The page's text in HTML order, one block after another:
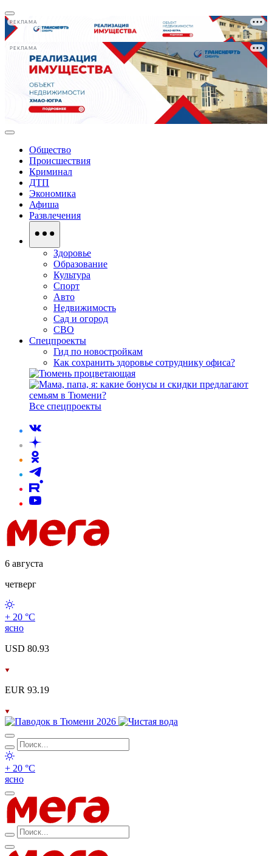
РЕКЛАМА
РЕКЛАМА
Общество
Происшествия
Криминал
ДТП
Экономика
Афиша
Развлечения
Здоровье
Образование
Культура
Спорт
Авто
Недвижимость
Сад и огород
СВО
Спецпроекты
Гид по новостройкам
Как сохранить здоровье сотруднику офиса?
Все спецпроекты
6 августа
четверг
+ 20 °С
ясно
USD 80.93
EUR 93.19
+ 20 °С
ясно